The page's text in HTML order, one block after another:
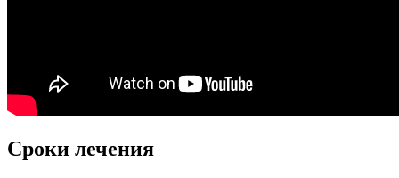
Сроки лечения